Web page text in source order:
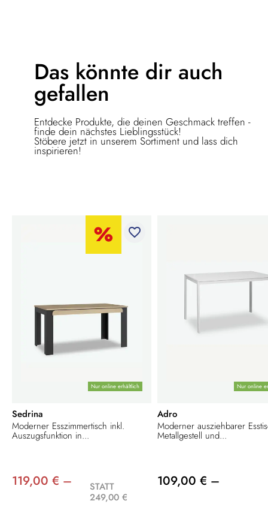
Das könnte dir auch
gefallen
Entdecke Produkte, die deinen Geschmack treffen -
finde dein nächstes Lieblingsstück!
Stöbere jetzt in unserem Sortiment und lass dich
inspirieren!
Nur online erhältlich
favorite_border
Sedrina
Moderner Esszimmertisch inkl.
Auszugsfunktion in...
119,00 € –
STATT
249,00 €
Nur online
Adro
Moderner ausziehbarer
Metallgestell und...
109,00 € –